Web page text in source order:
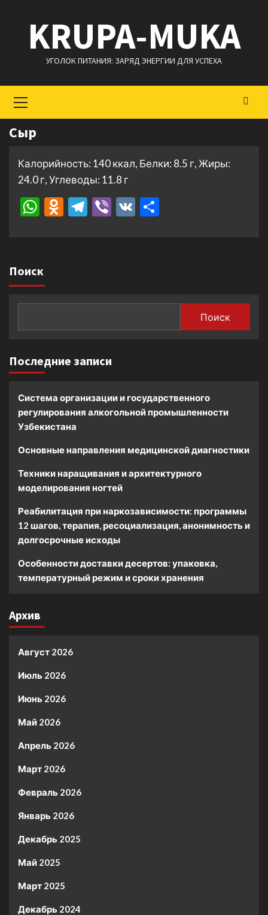
содержимому
KRUPA-MUKA
УГОЛОК ПИТАНИЯ: ЗАРЯД ЭНЕРГИИ ДЛЯ УСПЕХА
меню
Сыр
Калорийность: 140 ккал, Белки: 8.5 г, Жиры:
24.0 г, Углеводы: 11.8 г
WhatsApp
Odnoklassniki
Telegram
Viber
VK
Поиск
Поиск
Последние записи
Система организации и государственного
регулирования алкогольной промышленности
Узбекистана
Основные направления медицинской диагностики
Техники наращивания и архитектурного
моделирования ногтей
Реабилитация при наркозависимости: программы
12 шагов, терапия, ресоциализация, анонимность и
долгосрочные исходы
Особенности доставки десертов: упаковка,
температурный режим и сроки хранения
Архив
Август 2026
Июль 2026
Июнь 2026
Май 2026
Апрель 2026
Март 2026
Февраль 2026
Январь 2026
Декабрь 2025
Май 2025
Март 2025
Декабрь 2024